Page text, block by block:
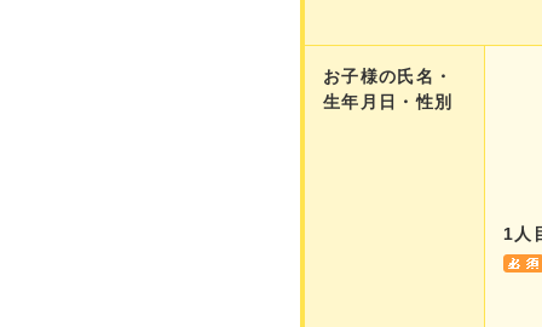
お子様の氏名・
生年月日・性別
1人